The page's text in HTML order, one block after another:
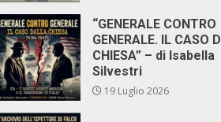
“GENERALE CONTRO
GENERALE. IL CASO
CHIESA” – di Isabella
Silvestri
19 Luglio 2026